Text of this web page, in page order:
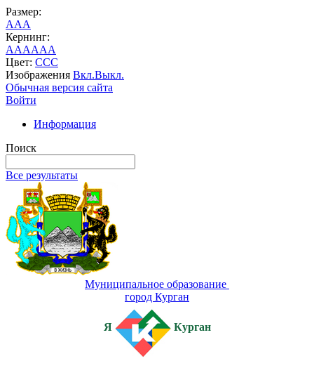
Размер:
AAA
Кернинг:
AAAAAA
Цвет: CCC
Изображения Вкл.Выкл.
Обычная версия сайта
Войти
Информация
Поиск
Все результаты
Муниципальное образование
город Курган
Я Курган